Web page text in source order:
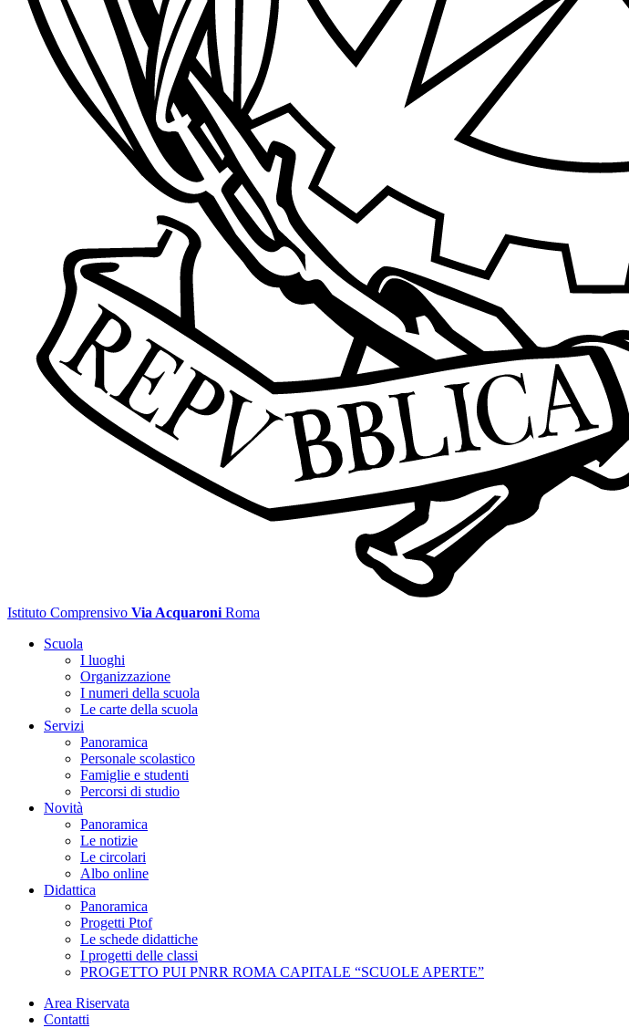
Istituto Comprensivo Via Acquaroni Roma
Scuola
I luoghi
Organizzazione
I numeri della scuola
Le carte della scuola
Servizi
Panoramica
Personale scolastico
Famiglie e studenti
Percorsi di studio
Novità
Panoramica
Le notizie
Le circolari
Albo online
Didattica
Panoramica
Progetti Ptof
Le schede didattiche
I progetti delle classi
PROGETTO PUI PNRR ROMA CAPITALE “SCUOLE APERTE”
Area Riservata
Contatti